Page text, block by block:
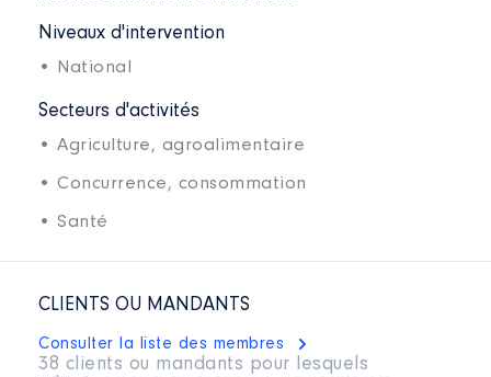
Niveaux d'intervention
• National
Secteurs d'activités
• Agriculture, agroalimentaire
• Concurrence, consommation
• Santé
CLIENTS OU MANDANTS
Consulter la liste des membres
38 clients ou mandants pour lesquels